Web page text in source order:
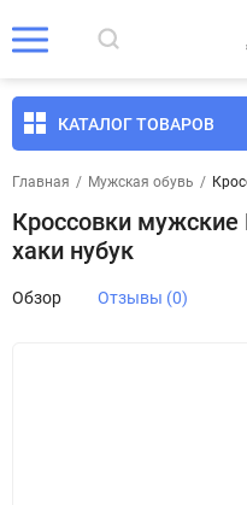
КАТАЛОГ ТОВАРОВ
Главная / Мужская обувь /
Кроссовки мужские
хаки нубук
Обзор Отзывы (0)